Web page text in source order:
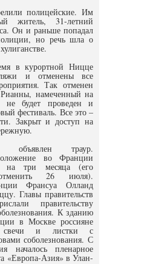
полицейские. Им
житель, 31-летний
Он и раньше попадал
но речь шла о
в курортной Ницце
и отменены все
Так отменен
намеченный на
будет проведен и
фестиваль. Все это –
Закрыт и доступ на
траур.
во Франции
на три месяца (его
26 июля).
Франсуа Олланд
Главы правительств
правительству
К зданию
в Москве россияне
свечи и листки с
соболезнования. С
началось пленарное
«Европа-Азия» в Улан-